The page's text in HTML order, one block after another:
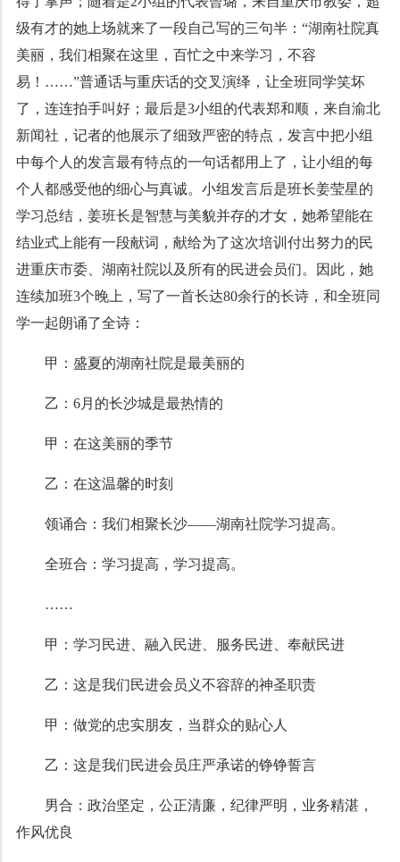
级有才的她上场就来了一段自己写的三句半：“湖南社院真
美丽，我们相聚在这里，百忙之中来学习，不容
易！……”普通话与重庆话的交叉演绎，让全班同学笑坏
了，连连拍手叫好；最后是3小组的代表郑和顺，来自渝北
新闻社，记者的他展示了细致严密的特点，发言中把小组
中每个人的发言最有特点的一句话都用上了，让小组的每
个人都感受他的细心与真诚。小组发言后是班长姜莹星的
学习总结，姜班长是智慧与美貌并存的才女，她希望能在
结业式上能有一段献词，献给为了这次培训付出努力的民
进重庆市委、湖南社院以及所有的民进会员们。因此，她
连续加班3个晚上，写了一首长达80余行的长诗，和全班同
学一起朗诵了全诗：
甲：盛夏的湖南社院是最美丽的
乙：6月的长沙城是最热情的
甲：在这美丽的季节
乙：在这温馨的时刻
领诵合：我们相聚长沙——湖南社院学习提高。
全班合：学习提高，学习提高。
……
甲：学习民进、融入民进、服务民进、奉献民进
乙：这是我们民进会员义不容辞的神圣职责
甲：做党的忠实朋友，当群众的贴心人
乙：这是我们民进会员庄严承诺的铮铮誓言
男合： 政治坚定，公正清廉，纪律严明，业务精湛，
作风优良